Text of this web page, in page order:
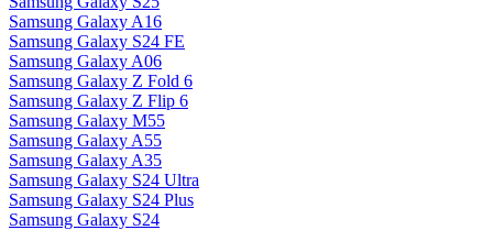
Samsung Galaxy A16
Samsung Galaxy S24 FE
Samsung Galaxy A06
Samsung Galaxy Z Fold 6
Samsung Galaxy Z Flip 6
Samsung Galaxy M55
Samsung Galaxy A55
Samsung Galaxy A35
Samsung Galaxy S24 Ultra
Samsung Galaxy S24 Plus
Samsung Galaxy S24